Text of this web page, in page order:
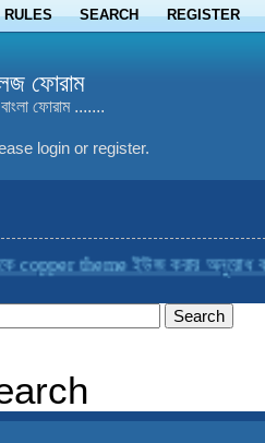
RULES SEARCH REGISTER
ফোরাম
ফোরাম .......
login or register.
theme ইউজ করার অনুরোধ করা